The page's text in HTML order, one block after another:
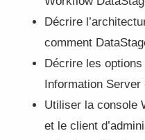
Décrire
comment
Décrire les
Information Server
Utiliser la console
et le client